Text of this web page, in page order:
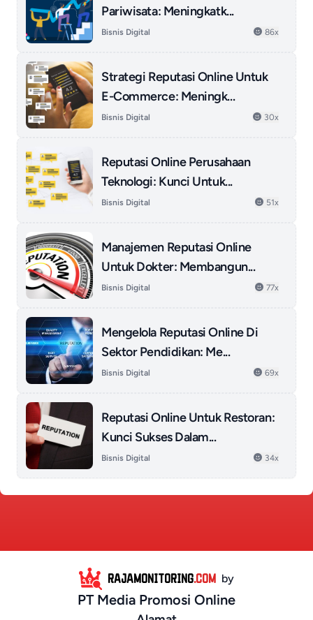
Pariwisata: Meningkatk...
Bisnis Digital 86x
Strategi Reputasi Online Untuk
E-Commerce: Meningk...
Bisnis Digital 30x
Reputasi Online Perusahaan
Teknologi: Kunci Untuk...
Bisnis Digital 51x
Manajemen Reputasi Online
Untuk Dokter: Membangun...
Bisnis Digital 77x
Mengelola Reputasi Online Di
Sektor Pendidikan: Me...
Bisnis Digital 69x
Reputasi Online Untuk Restoran:
Kunci Sukses Dalam...
Bisnis Digital 34x
RAJAMONITORING.COM by
PT Media Promosi Online